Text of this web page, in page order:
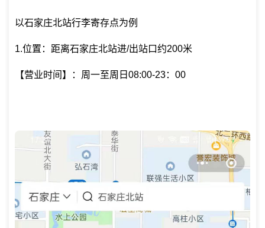
以石家庄北站行李寄存点为例
1.位置：距离石家庄北站进/出站口约200米
【营业时间】：周一至周日08:00-23：00